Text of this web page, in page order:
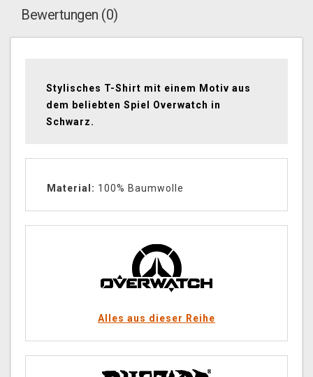
Bewertungen (0)
Stylisches T-Shirt mit einem Motiv aus
dem beliebten Spiel Overwatch in
Schwarz.
Material: 100% Baumwolle
Alles aus dieser Reihe